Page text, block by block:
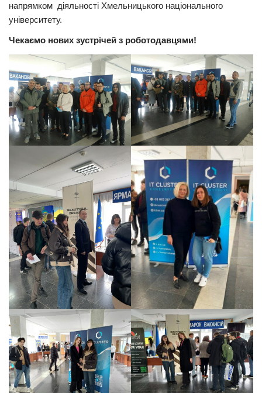
напрямком діяльності Хмельницького національного
університету.
Чекаємо нових зустрічей з роботодавцями!